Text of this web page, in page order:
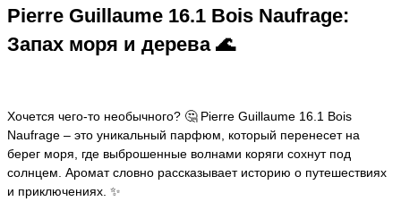
Pierre Guillaume 16.1 Bois Naufrage:
Запах моря и дерева 🌊
Хочется чего-то необычного? 🤔 Pierre Guillaume 16.1 Bois
Naufrage – это уникальный парфюм, который перенесет на
берег моря, где выброшенные волнами коряги сохнут под
солнцем. Аромат словно рассказывает историю о путешествиях
и приключениях. ✨